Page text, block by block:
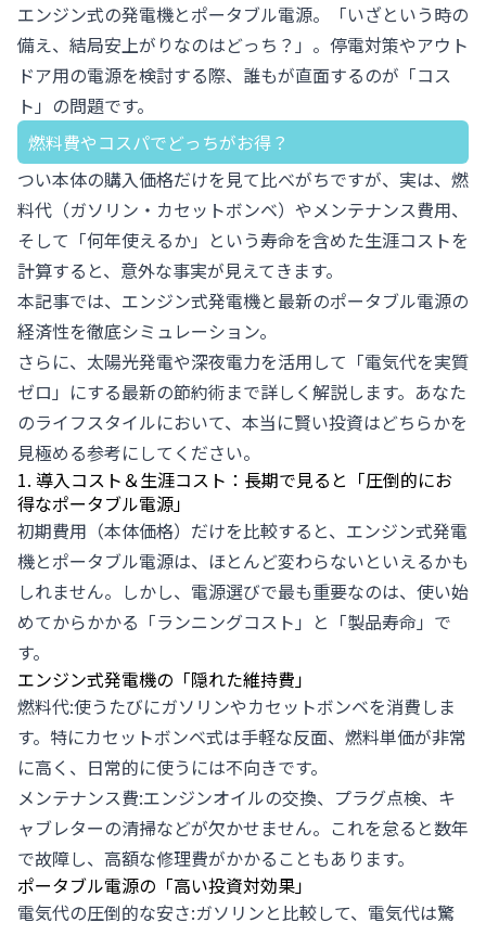
エンジン式の発電機とポータブル電源。「いざという時の
備え、結局安上がりなのはどっち？」。停電対策やアウト
ドア用の電源を検討する際、誰もが直面するのが「コス
ト」の問題です。
燃料費やコスパでどっちがお得？
つい本体の購入価格だけを見て比べがちですが、実は、燃
料代（ガソリン・カセットボンベ）やメンテナンス費用、
そして「何年使えるか」という寿命を含めた生涯コストを
計算すると、意外な事実が見えてきます。
本記事では、エンジン式発電機と最新のポータブル電源の
経済性を徹底シミュレーション。
さらに、太陽光発電や深夜電力を活用して「電気代を実質
ゼロ」にする最新の節約術まで詳しく解説します。あなた
のライフスタイルにおいて、本当に賢い投資はどちらかを
見極める参考にしてください。
1. 導入コスト＆生涯コスト：長期で見ると「圧倒的にお
得なポータブル電源」
初期費用（本体価格）だけを比較すると、エンジン式発電
機とポータブル電源は、ほとんど変わらないといえるかも
しれません。しかし、電源選びで最も重要なのは、使い始
めてからかかる「ランニングコスト」と「製品寿命」で
す。
エンジン式発電機の「隠れた維持費」
燃料代:使うたびにガソリンやカセットボンベを消費しま
す。特にカセットボンベ式は手軽な反面、燃料単価が非常
に高く、日常的に使うには不向きです。
メンテナンス費:エンジンオイルの交換、プラグ点検、キ
ャブレターの清掃などが欠かせません。これを怠ると数年
で故障し、高額な修理費がかかることもあります。
ポータブル電源の「高い投資対効果」
電気代の圧倒的な安さ:ガソリンと比較して、電気代は驚